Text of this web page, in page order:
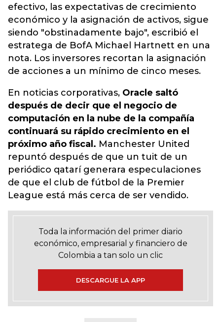
efectivo, las expectativas de crecimiento
económico y la asignación de activos, sigue
siendo "obstinadamente bajo", escribió el
estratega de BofA Michael Hartnett en una
nota. Los inversores recortan la asignación
de acciones a un mínimo de cinco meses.
En noticias corporativas, Oracle saltó
después de decir que el negocio de
computación en la nube de la compañía
continuará su rápido crecimiento en el
próximo año fiscal. Manchester United
repuntó después de que un tuit de un
periódico qatarí generara especulaciones
de que el club de fútbol de la Premier
League está más cerca de ser vendido.
Toda la información del primer diario
económico, empresarial y financiero de
Colombia a tan solo un clic
DESCARGUE LA APP